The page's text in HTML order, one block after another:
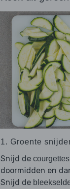
1. Groente
Snijd de courgettes
doormidden en
Snijd de